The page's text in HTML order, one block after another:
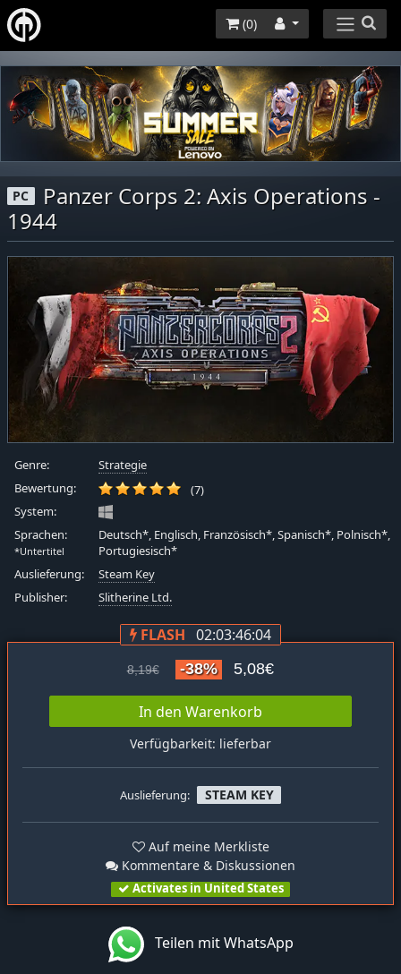
(0)
PC
Panzer Corps 2: Axis Operations -
1944
Genre:
Strategie
Bewertung:
(7)
System:
Sprachen:
*Untertitel
Deutsch*, Englisch, Französisch*, Spanisch*, Polnisch*,
Portugiesisch*
Auslieferung:
Steam Key
Publisher:
Slitherine Ltd.
FLASH 02:03:46:03
8,19€ -38% 5,08€
In den Warenkorb
Verfügbarkeit: lieferbar
Auslieferung: STEAM KEY
Auf meine Merkliste
Kommentare & Diskussionen
Activates in United States
Teilen mit WhatsApp